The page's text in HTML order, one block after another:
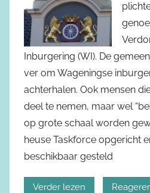
Inburgering (WI). De
ver om Wageningse
achterhalen. Ook mensen
deel te nemen, maar wel
op grote schaal worden
heuse Taskforce opgericht
beschikbaar gesteld
Verder lezen